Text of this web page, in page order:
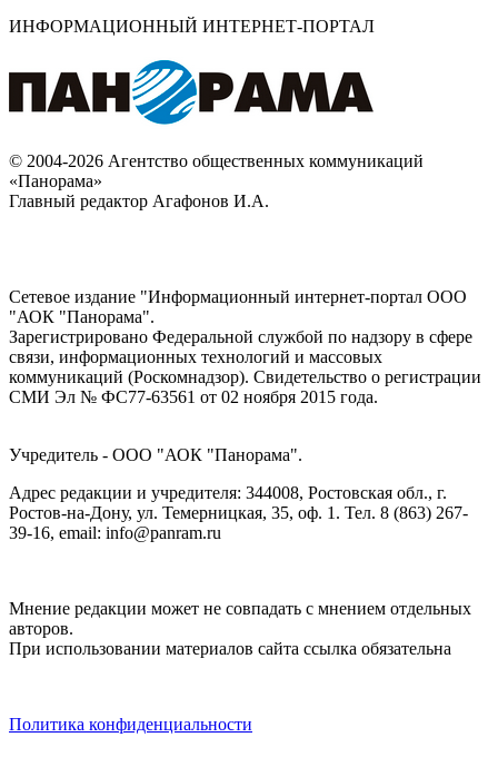
ИНФОРМАЦИОННЫЙ ИНТЕРНЕТ-ПОРТАЛ
© 2004-2026 Агентство общественных коммуникаций
«Панорама»
Главный редактор Агафонов И.А.
Сетевое издание "Информационный интернет-портал ООО
"АОК "Панорама".
Зарегистрировано Федеральной службой по надзору в сфере
связи, информационных технологий и массовых
коммуникаций (Роскомнадзор). Cвидетельство о регистрации
СМИ Эл № ФС77-63561 от 02 ноября 2015 года.
Учредитель - ООО "АОК "Панорама".
Адрес редакции и учредителя: 344008, Ростовская обл., г.
Ростов-на-Дону, ул. Темерницкая, 35, оф. 1. Тел. 8 (863) 267-
39-16, email: info@panram.ru
Мнение редакции может не совпадать с мнением отдельных
авторов.
При использовании материалов сайта ссылка обязательна
Политика конфиденциальности